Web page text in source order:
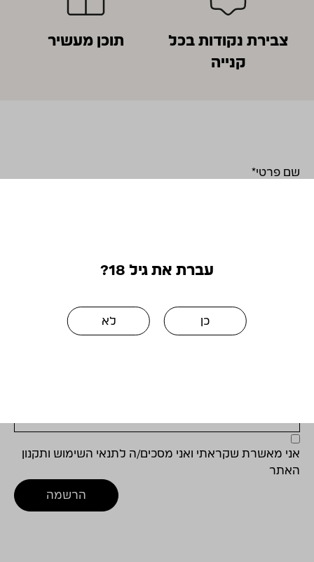
עברת את גיל 18?
כן לא
צבירת נקודות בכל
קנייה
תוכן מעשיר
שם פרטי*
תאריך לידה*
אני מאשרת שקראתי ואני מסכים/ה לתנאי השימוש ותקנון
האתר
הרשמה